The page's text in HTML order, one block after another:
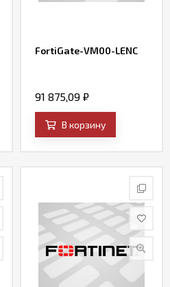
FortiGate-VM00-LENC
91 875,09 ₽
В корзину